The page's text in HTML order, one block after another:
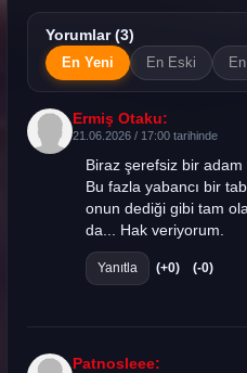
Yorumlar (3)
En Yeni En Eski
Ermiş Otaku:
21.06.2026 / 17:00 tarihinde
Biraz şerefsiz bir adam
Bu fazla yabancı bir
onun dediği gibi tam
da... Hak veriyorum.
Yanıtla (+0) (-0)
Patnosleee: